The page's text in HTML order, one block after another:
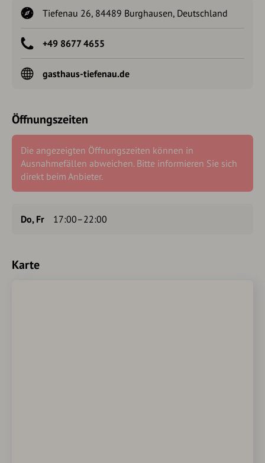
Tiefenau 26, 84489 Burghausen, Deutschland
+49 8677 4655
gasthaus-tiefenau.de
Öffnungszeiten
Die angezeigten Öffnungszeiten können in
Ausnahmefällen abweichen. Bitte informieren Sie sich
direkt beim Anbieter.
Do, Fr 17:00–22:00
Karte